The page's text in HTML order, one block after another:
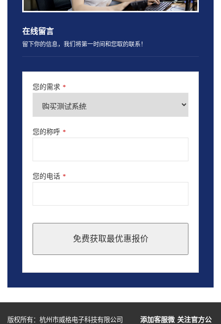
在线留言
留下你的信息，我们将第一时间和您取的联系！
您的需求 *
您的称呼 *
您的电话 *
免费获取最优惠报价
should
blank
版权所有：杭州市威格电子科技有限公司 添加客服微 关注官方公